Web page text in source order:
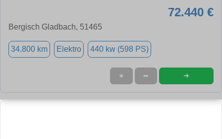
72.440 €
Bergisch Gladbach, 51465
34.800 km Elektro 440 kw (598 PS)
★ ➦ ➜